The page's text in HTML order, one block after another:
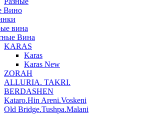
Вино
вина
Вина
KARAS
Karas
Karas New
ZORAH
ALLURIA. TAKRI.
BERDASHEN
Kataro.Hin Areni.Voskeni
Old Bridge.Tushpa.Malani